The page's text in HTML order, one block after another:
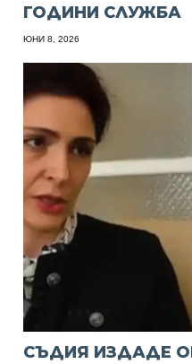
ГОДИНИ СЛУЖБА
ЮНИ 8, 2026
СЪДИЯ ИЗДАДЕ